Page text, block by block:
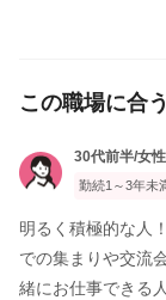
この職場に合
30代前半/女
勤続1～3年未
明るく積極的な人
での集まりや交流
緒にお仕事できる